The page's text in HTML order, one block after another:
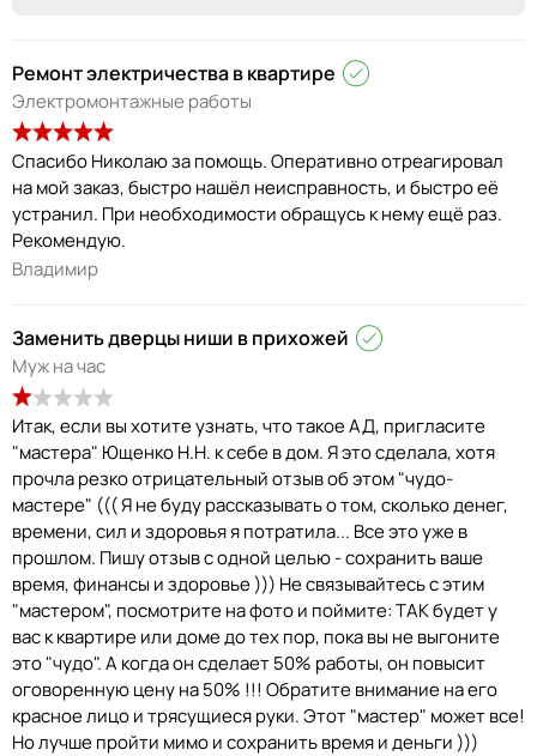
Ремонт электричества в квартире
Электромонтажные работы
Спасибо Николаю за помощь. Оперативно отреагировал
на мой заказ, быстро нашёл неисправность, и быстро её
устранил. При необходимости обращусь к нему ещё раз.
Рекомендую.
Владимир
Заменить дверцы ниши в прихожей
Муж на час
Итак, если вы хотите узнать, что такое АД, пригласите
"мастера" Ющенко Н.Н. к себе в дом. Я это сделала, хотя
прочла резко отрицательный отзыв об этом "чудо-
мастере" ((( Я не буду рассказывать о том, сколько денег,
времени, сил и здоровья я потратила... Все это уже в
прошлом. Пишу отзыв с одной целью - сохранить ваше
время, финансы и здоровье ))) Не связывайтесь с этим
"мастером", посмотрите на фото и поймите: ТАК будет у
вас к квартире или доме до тех пор, пока вы не выгоните
это "чудо". А когда он сделает 50% работы, он повысит
оговоренную цену на 50% !!! Обратите внимание на его
красное лицо и трясущиеся руки. Этот "мастер" может все!
Но лучше пройти мимо и сохранить время и деньги )))